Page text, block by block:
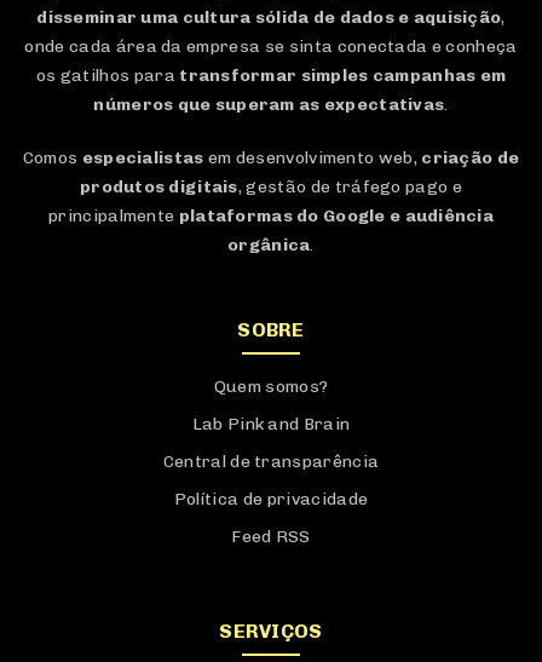
disseminar uma cultura sólida de dados e aquisição,
onde cada área da empresa se sinta conectada e conheça
os gatilhos para transformar simples campanhas em
números que superam as expectativas.
Comos especialistas em desenvolvimento web, criação de
produtos digitais, gestão de tráfego pago e
principalmente plataformas do Google e audiência
orgânica.
SOBRE
Quem somos?
Lab Pink and Brain
Central de transparência
Política de privacidade
Feed RSS
SERVIÇOS